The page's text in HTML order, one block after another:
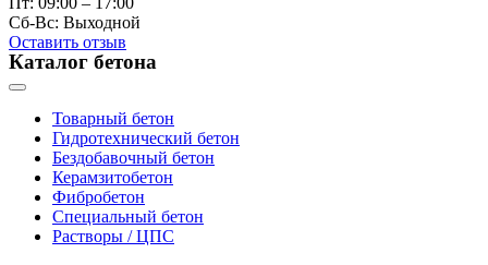
Сб-Вс: Выходной
Оставить отзыв
Каталог бетона
Товарный бетон
Гидротехнический бетон
Бездобавочный бетон
Керамзитобетон
Фибробетон
Специальный бетон
Растворы / ЦПС